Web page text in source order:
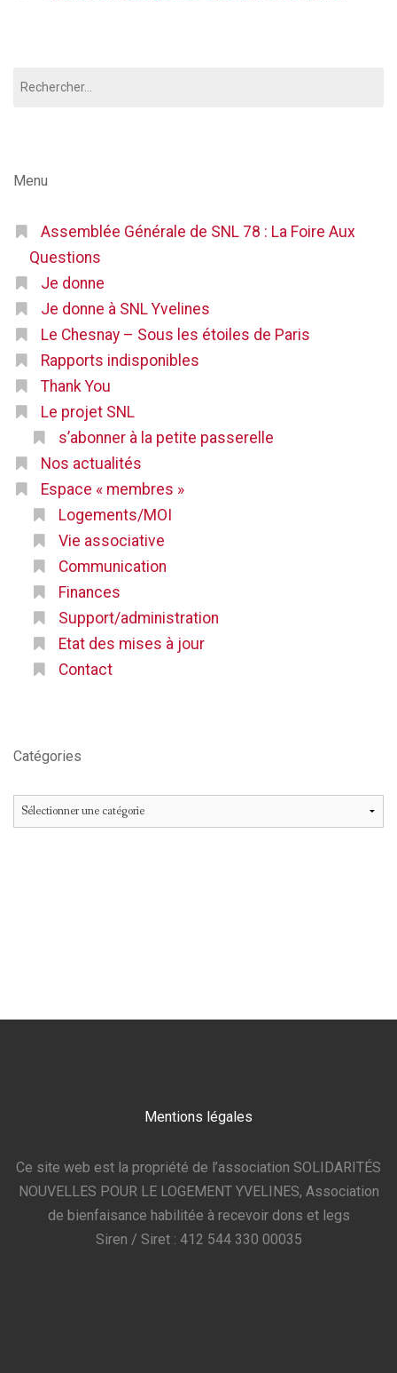
Menu
Assemblée Générale de SNL 78 : La Foire Aux
Questions
Je donne
Je donne à SNL Yvelines
Le Chesnay – Sous les étoiles de Paris
Rapports indisponibles
Thank You
Le projet SNL
s’abonner à la petite passerelle
Nos actualités
Espace « membres »
Logements/MOI
Vie associative
Communication
Finances
Support/administration
Etat des mises à jour
Contact
Catégories
Catégories
Mentions légales
Ce site web est la propriété de l’association SOLIDARITÉS
NOUVELLES POUR LE LOGEMENT YVELINES, Association
de bienfaisance habilitée à recevoir dons et legs
Siren / Siret : 412 544 330 00035